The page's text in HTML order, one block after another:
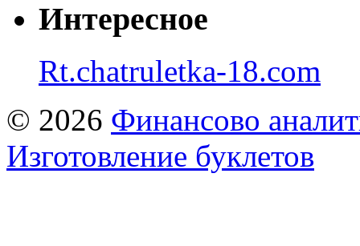
Интересное
Rt.chatruletka-18.com
© 2026 Финансово
Изготовление буклетов